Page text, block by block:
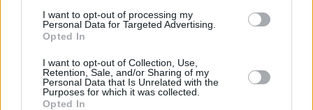
I want to opt-out of processing my
Personal Data for Targeted Advertising.
Opted In
I want to opt-out of Collection, Use,
Retention, Sale, and/or Sharing of my
Personal Data that Is Unrelated with the
Purposes for which it was collected.
Opted In
Ενοικιάσεις Αυτοκινήτων
Ενοικιάσεις Αυτοκινήτων Πολυτελείας